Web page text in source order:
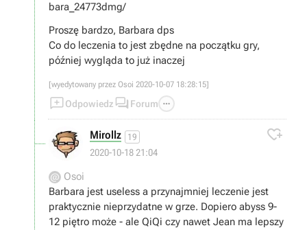
bara_24773dmg/
Proszę bardzo, Barbara dps
Co do leczenia to jest zbędne na początku gry,
później wygląda to już inaczej
[wyedytowany przez Osoi 2020-10-07 18:28:15]
Odpowiedz  Forum 
Mirollz 19
2020-10-18 21:04

Osoi
Barbara jest useless a przynajmniej leczenie jest
praktycznie nieprzydatne w grze. Dopiero abyss 9-
12 piętro może - ale QiQi czy nawet Jean ma lepszy